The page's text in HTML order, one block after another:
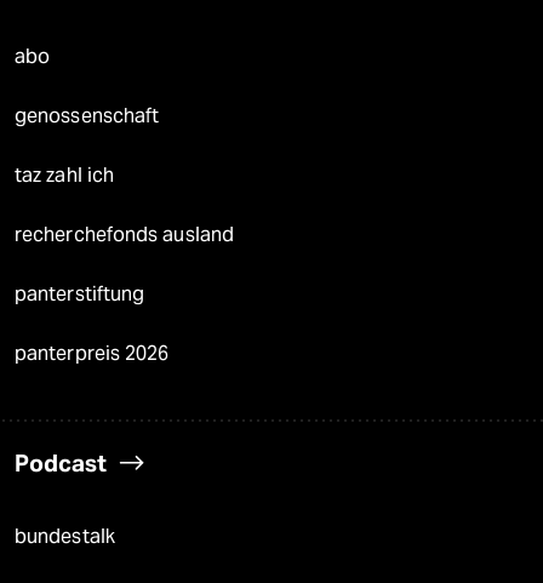
abo
genossenschaft
taz zahl ich
recherchefonds ausland
panterstiftung
panterpreis 2026
Podcast
bundestalk